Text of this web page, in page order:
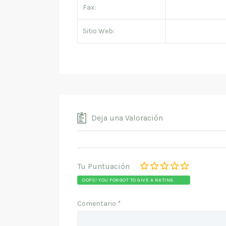
Fax:
Sitio Web:
Deja una Valoración
Tu Puntuación
OOPS! YOU FORGOT TO GIVE A RATING.
Comentario *